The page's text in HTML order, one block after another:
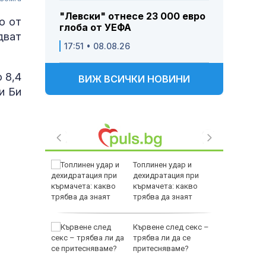
от
8,4
Би
"Левски" отнесе 23 000 евро
глоба от УЕФА
17:51 • 08.08.26
ВИЖ ВСИЧКИ НОВИНИ
Топлинен удар и
дехидратация при
кърмачета: какво
трябва да знаят
Кървене след секс –
трябва ли да се
притесняваме?